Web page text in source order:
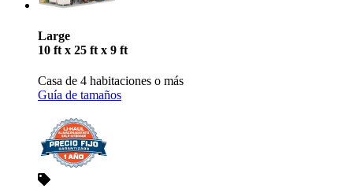
Large
10 ft x 25 ft x 9 ft
Casa de 4 habitaciones o más
Guía de tamaños